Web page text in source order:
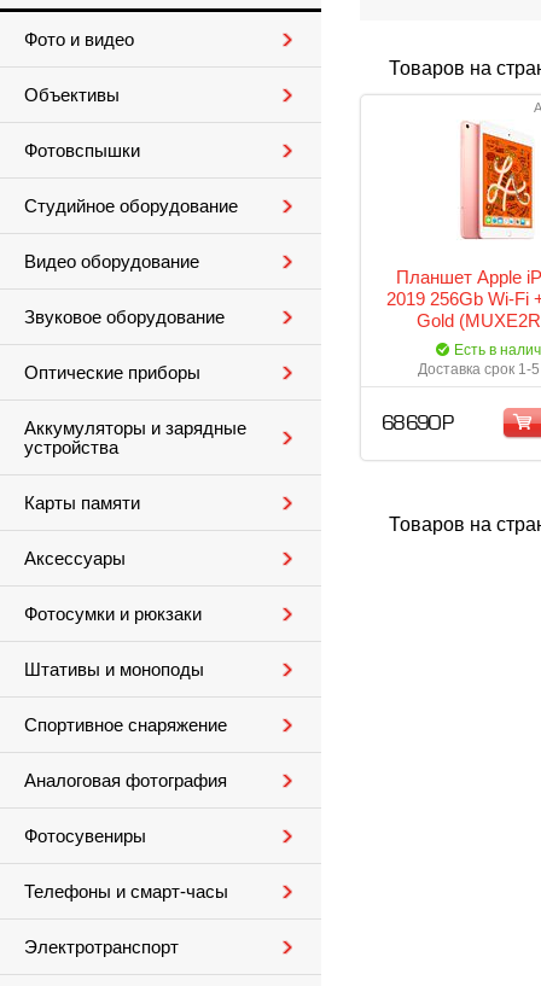
Фото и видео
Объективы
Фотовспышки
Студийное оборудование
Видео оборудование
Звуковое оборудование
Оптические приборы
Аккумуляторы и зарядные
устройства
Карты памяти
Аксессуары
Фотосумки и рюкзаки
Штативы и моноподы
Спортивное снаряжение
Аналоговая фотография
Фотосувениры
Телефоны и смарт-часы
Электротранспорт
Товаров на
Планшет Apple
2019 256Gb Wi-Fi
Gold
Есть в
Доставка срок 1-
68 690 Р
Товаров на